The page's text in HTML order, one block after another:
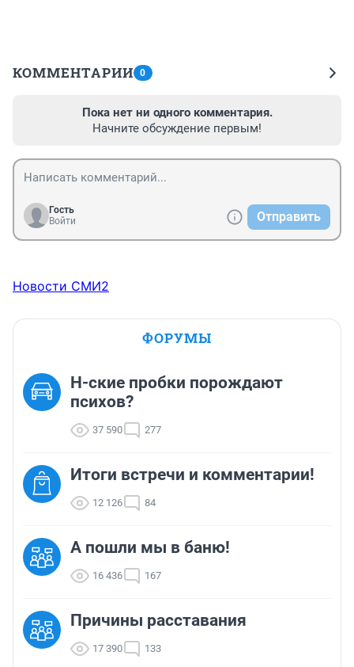
КОММЕНТАРИИ 0
Пока нет ни одного комментария.
Начните обсуждение первым!
Гость
Войти
Отправить
Новости СМИ2
ФОРУМЫ
Н-ские пробки порождают
психов?
37 590 277
Итоги встречи и комментарии!
12 126 84
А пошли мы в баню!
16 436 167
Причины расставания
17 390 133